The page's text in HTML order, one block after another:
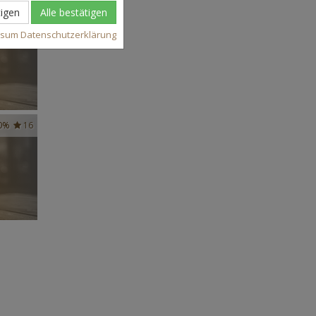
16
Alle bestätigen
Datenschutzerklärung